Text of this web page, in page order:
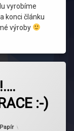
vyrobíme
konci článku
výroby
:-)
dubna, 2015